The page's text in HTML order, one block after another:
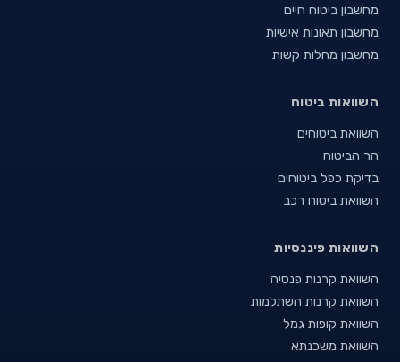
מחשבון ביטוח חיים
מחשבון תאונות אישיות
מחשבון מחלות קשות
השוואות ביטוח
השוואת ביטוחים
הר הביטוח
בדיקת כפל ביטוחים
השוואת ביטוח רכב
השוואות פיננסיות
השוואת קרנות פנסיה
השוואת קרנות השתלמות
השוואת קופות גמל
השוואת משכנתא